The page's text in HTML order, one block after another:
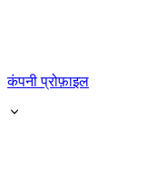
कंपनी प्रोफ़ाइल